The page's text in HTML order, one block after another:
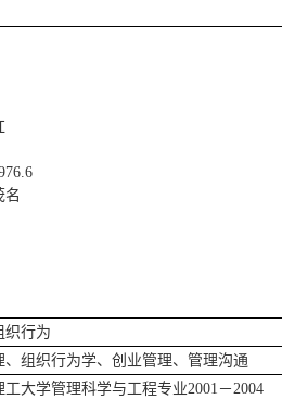
名
织行为
、组织行为学、创业管理、管理沟通
大学管理科学与工程专业2001－2004